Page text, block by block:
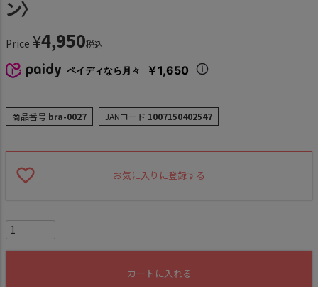
ン〉
Price ¥4,950税込
ペイディなら月々 ￥1,650
商品番号 bra-0027 JANコード 1007150402547
お気に入りに登録する
カートに入れる